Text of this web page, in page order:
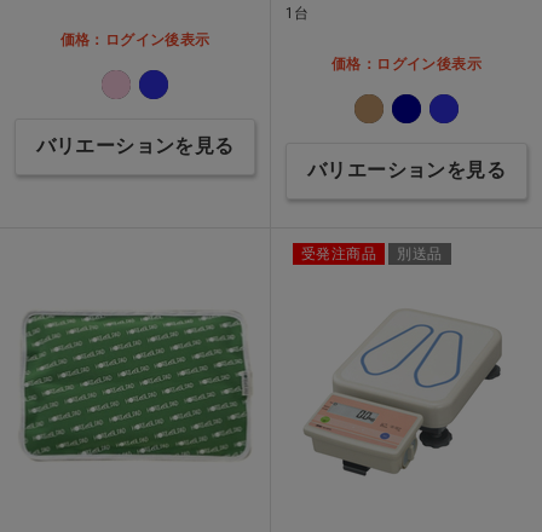
価格：ログイン後表示
バリエーションを見る
1台
価格：ログイン後表示
バリエーションを見る
受発注商品 別送品